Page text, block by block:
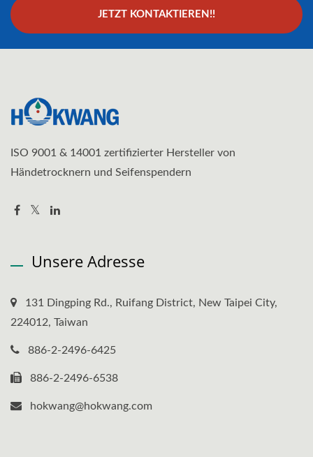
JETZT KONTAKTIEREN!!
ISO 9001 & 14001 zertifizierter Hersteller von
Händetrocknern und Seifenspendern
Unsere Adresse
131 Dingping Rd., Ruifang District, New Taipei City,
224012, Taiwan
886-2-2496-6425
886-2-2496-6538
hokwang@hokwang.com